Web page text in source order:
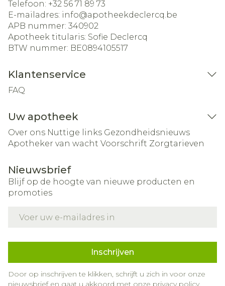
Telefoon: +32 56 71 89 73
E-mailadres: info@apotheekdeclercq.be
APB nummer: 340902
Apotheek titularis: Sofie Declercq
BTW nummer: BE0894105517
Klantenservice
FAQ
Uw apotheek
Over ons Nuttige links Gezondheidsnieuws
Apotheker van wacht Voorschrift Zorgtarieven
Nieuwsbrief
Blijf op de hoogte van nieuwe producten en
promoties
Inschrijven
Door op inschrijven te klikken, schrijft u zich in voor onze
nieuwsbrief en gaat u akkoord met onze privacy policy